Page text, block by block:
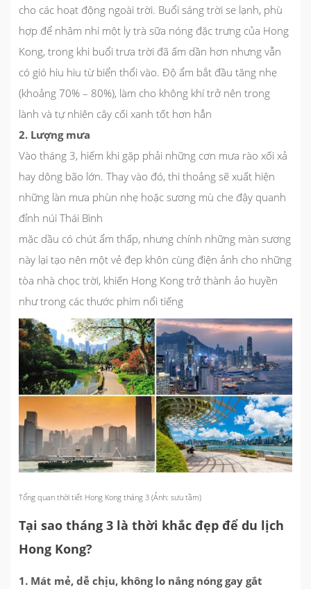
cho các hoạt động ngoài trời. Buổi sáng trời se lạnh, phù
hợp để nhâm nhi một ly trà sữa nóng đặc trưng của Hong
Kong, trong khi buổi trưa trời đã ấm dần hơn nhưng vẫn
có gió hiu hiu từ biển thổi vào. Độ ẩm bắt đầu tăng nhẹ
(khoảng 70% – 80%), làm cho không khí trở nên trong
lành và tự nhiên cây cối xanh tốt hơn hẳn
2. Lượng mưa
Vào tháng 3, hiếm khi gặp phải những cơn mưa rào xối xả
hay dông bão lớn. Thay vào đó, thi thoảng sẽ xuất hiện
những làn mưa phùn nhẹ hoặc sương mù che đậy quanh
đỉnh núi Thái Bình
mặc dầu có chút ẩm thấp, nhưng chính những màn sương
này lại tạo nên một vẻ đẹp khôn cùng điện ảnh cho những
tòa nhà chọc trời, khiến Hong Kong trở thành ảo huyền
như trong các thước phim nổi tiếng
Tổng quan thời tiết Hong Kong tháng 3 (Ảnh: sưu tầm)
Tại sao tháng 3 là thời khắc đẹp để du lịch
Hong Kong?
1. Mát mẻ, dễ chịu, không lo nắng nóng gay gắt